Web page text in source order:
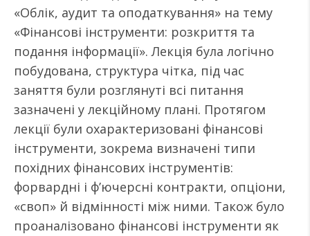
«Облік, аудит та оподаткування» на тему
«Фінансові інструменти: розкриття та
подання інформації». Лекція була логічно
побудована, структура чітка, під час
заняття були розглянуті всі питання
зазначені у лекційному плані. Протягом
лекції були охарактеризовані фінансові
інструменти, зокрема визначені типи
похідних фінансових інструментів:
форвардні і ф’ючерсні контракти, опціони,
«своп» й відмінності між ними. Також було
проаналізовано фінансові інструменти як